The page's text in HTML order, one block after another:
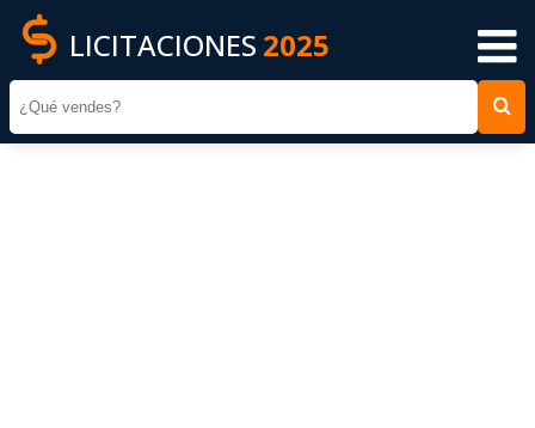
LICITACIONES 2025